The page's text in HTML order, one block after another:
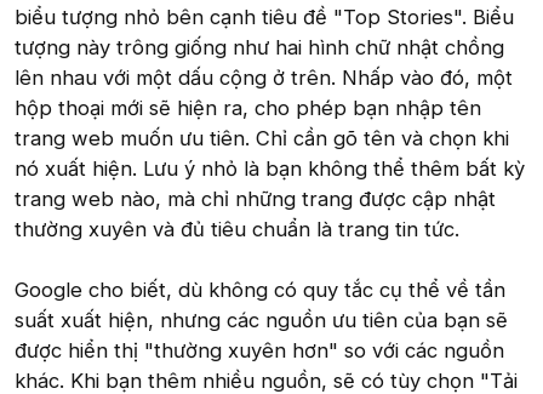
biểu tượng nhỏ bên cạnh tiêu đề "Top Stories". Biểu
tượng này trông giống như hai hình chữ nhật chồng
lên nhau với một dấu cộng ở trên. Nhấp vào đó, một
hộp thoại mới sẽ hiện ra, cho phép bạn nhập tên
trang web muốn ưu tiên. Chỉ cần gõ tên và chọn khi
nó xuất hiện. Lưu ý nhỏ là bạn không thể thêm bất kỳ
trang web nào, mà chỉ những trang được cập nhật
thường xuyên và đủ tiêu chuẩn là trang tin tức.
Google cho biết, dù không có quy tắc cụ thể về tần
suất xuất hiện, nhưng các nguồn ưu tiên của bạn sẽ
được hiển thị "thường xuyên hơn" so với các nguồn
khác. Khi bạn thêm nhiều nguồn, sẽ có tùy chọn "Tải